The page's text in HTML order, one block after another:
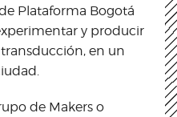
Plataforma Bogotá
y producir
en un
de Makers o